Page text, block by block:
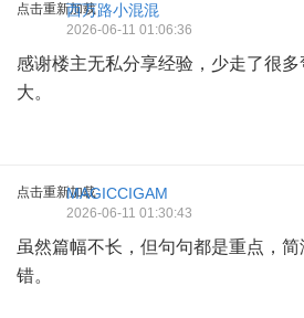
点击重新加载西万路小混混
2026-06-11 01:06:36
感谢楼主无私分享经验，少走了很多
大。
点击重新加载MAGICCIGAM
2026-06-11 01:30:43
虽然篇幅不长，但句句都是重点，
错。